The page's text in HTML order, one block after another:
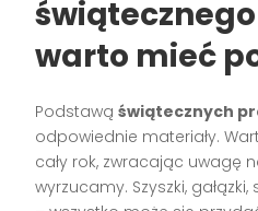
świątecznego
warto mieć
Podstawąświątecznych
odpowiednie materiały.
cały rok, zwracając uwagę
wyrzucamy. Szyszki,